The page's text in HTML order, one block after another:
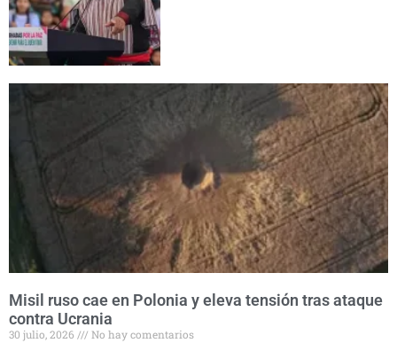
Misil ruso cae en Polonia y eleva tensión tras ataque
contra Ucrania
30 julio, 2026 No hay comentarios